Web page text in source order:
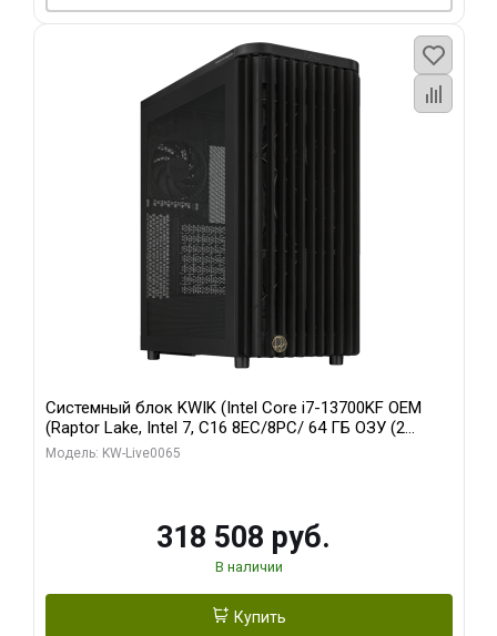
Системный блок KWIK (Intel Core i7-13700KF OEM
(Raptor Lake, Intel 7, C16 8EC/8PC/ 64 ГБ ОЗУ (2
модуля)/ ASUS RTX5080 PROART OC 16GB GDDR7
Модель: KW-Live0065
318 508 руб.
В наличии
Купить